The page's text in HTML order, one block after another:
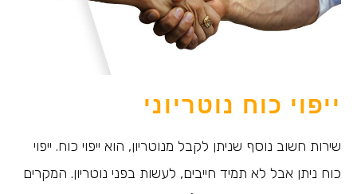
ייפוי כוח נוטריוני
שירות חשוב נוסף שניתן לקבל מנוטריון, הוא ייפוי כוח. ייפוי
כוח ניתן אבל לא תמיד חייבים, לעשות בפני נוטריון. המקרים